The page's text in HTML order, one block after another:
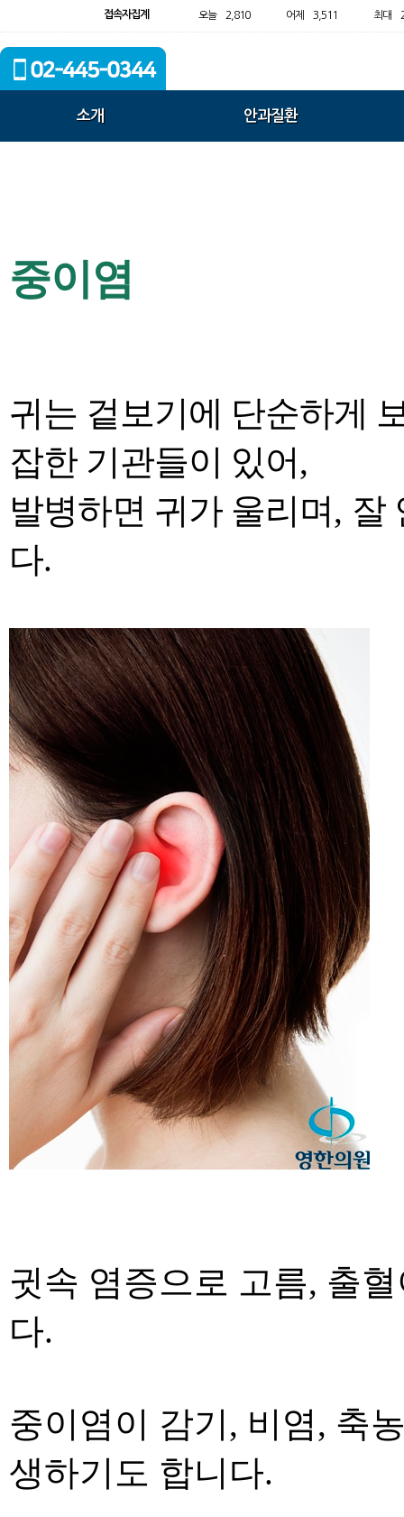
접속자집계 오늘 2,810 어제 3,511 최대
소개 안과질환
중이염
귀는 겉보기에 단순하게
잡한 기관들이 있어,
발병하면 귀가 울리며, 잘
다.
귓속 염증으로 고름, 출
다.
중이염이 감기, 비염, 축
생하기도 합니다.